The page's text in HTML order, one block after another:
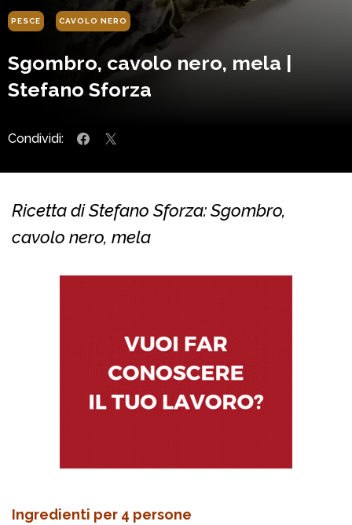
PESCE CAVOLO NERO
Sgombro, cavolo nero, mela |
Stefano Sforza
Condividi:
Ricetta di Stefano Sforza: Sgombro,
cavolo nero, mela
Ingredienti per 4 persone